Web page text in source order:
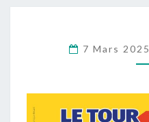
7 Mars 2025